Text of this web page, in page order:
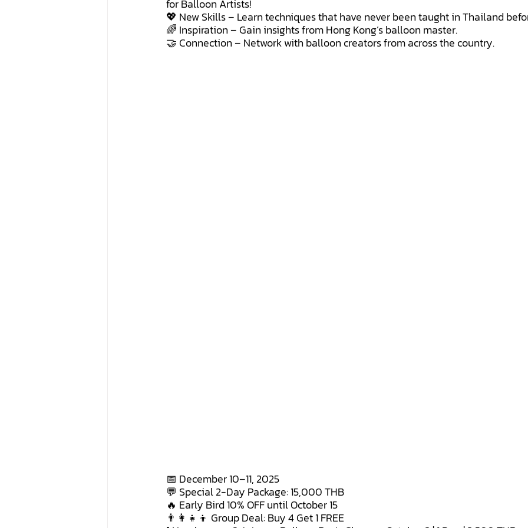
for Balloon Artists!
💖 New Skills – Learn techniques that have never been taught in Thailand
🌈 Inspiration – Gain insights from Hong Kong’s balloon master.
🤝 Connection – Network with balloon creators from across the country.
📅 December 10–11, 2025
💬 Special 2-Day Package: 15,000 THB
🔥 Early Bird 10% OFF until October 15
👨‍👩‍👧‍👦 Group Deal: Buy 4 Get 1 FREE